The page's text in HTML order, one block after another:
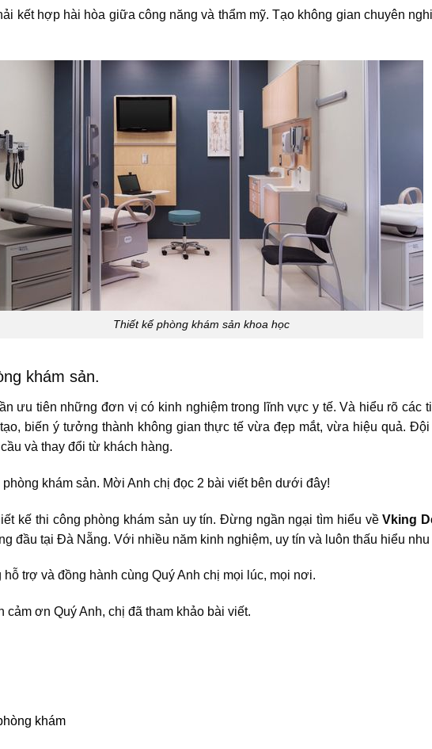
kết hợp hài hòa giữa công năng và thẩm mỹ. Tạo không gian chuyên
Thiết kế phòng khám sản khoa học
khám sản.
ưu tiên những đơn vị có kinh nghiệm trong lĩnh vực y tế. Và hiểu rõ các
biến ý tưởng thành không gian thực tế vừa đẹp mắt, vừa hiệu quả.
và thay đổi từ khách hàng.
khám sản. Mời Anh chị đọc 2 bài viết bên dưới đây!
kế thi công phòng khám sản uy tín. Đừng ngần ngại tìm hiểu vềVking
đầu tại Đà Nẵng. Với nhiều năm kinh nghiệm, uy tín và luôn thấu hiểu
hỗ trợ và đồng hành cùng Quý Anh chị mọi lúc, mọi nơi.
cảm ơn Quý Anh, chị đã tham khảo bài viết.
khám